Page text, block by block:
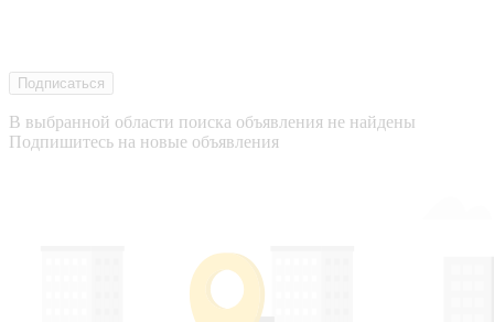
Подписаться
В выбранной области поиска объявления не найдены
Подпишитесь на новые объявления